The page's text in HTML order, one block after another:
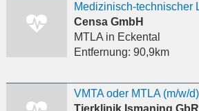
Censa GmbH
MTLAin Eckental
Entfernung: 90,9km